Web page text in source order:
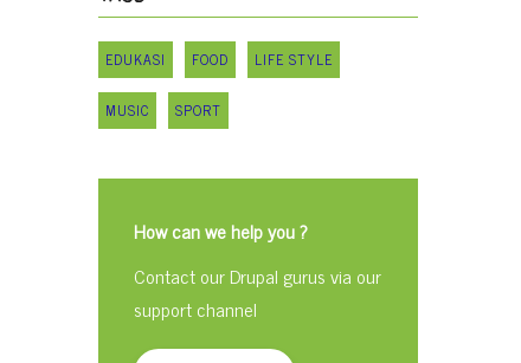
EDUKASI FOOD LIFE STYLE
MUSIC SPORT
How can we help you ?
Contact our Drupal gurus via our
support channel